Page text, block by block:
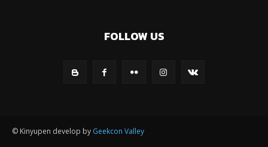
FOLLOW US
© Kinyupen develop by Geekcon Valley